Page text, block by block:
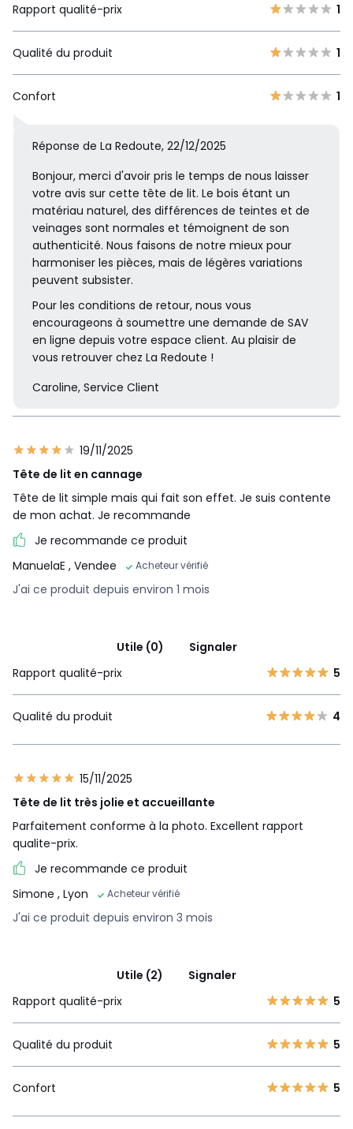
Rapport qualité-prix
1
Qualité du produit 1
Confort 1
Réponse de La Redoute, 22/12/2025
Bonjour, merci d'avoir pris le temps de nous laisser
votre avis sur cette tête de lit. Le bois étant un
matériau naturel, des différences de teintes et de
veinages sont normales et témoignent de son
authenticité. Nous faisons de notre mieux pour
harmoniser les pièces, mais de légères variations
peuvent subsister.
Pour les conditions de retour, nous vous
encourageons à soumettre une demande de SAV
en ligne depuis votre espace client. Au plaisir de
vous retrouver chez La Redoute !
Caroline, Service Client
19/11/2025
Tête de lit en cannage
Tête de lit simple mais qui fait son effet. Je suis contente
de mon achat. Je recommande
Je recommande ce produit
ManuelaE , Vendee Acheteur vérifié
J'ai ce produit depuis environ 1 mois
Utile (0)
Signaler
Rapport qualité-prix
5
Qualité du produit 4
15/11/2025
Tête de lit très jolie et accueillante
Parfaitement conforme à la photo. Excellent rapport
qualite-prix.
Je recommande ce produit
Simone , Lyon Acheteur vérifié
J'ai ce produit depuis environ 3 mois
Utile (2)
Signaler
Rapport qualité-prix
5
Qualité du produit 5
Confort 5